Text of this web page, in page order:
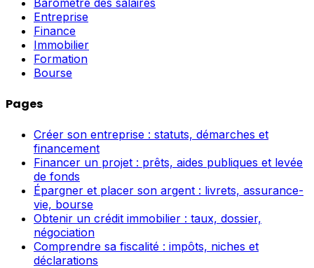
Baromètre des salaires
Entreprise
Finance
Immobilier
Formation
Bourse
Pages
Créer son entreprise : statuts, démarches et
financement
Financer un projet : prêts, aides publiques et levée
de fonds
Épargner et placer son argent : livrets, assurance-
vie, bourse
Obtenir un crédit immobilier : taux, dossier,
négociation
Comprendre sa fiscalité : impôts, niches et
déclarations